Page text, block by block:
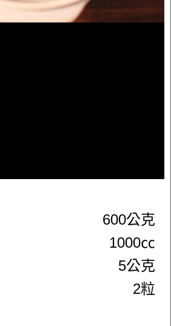
600公克
1000㏄
5公克
2粒